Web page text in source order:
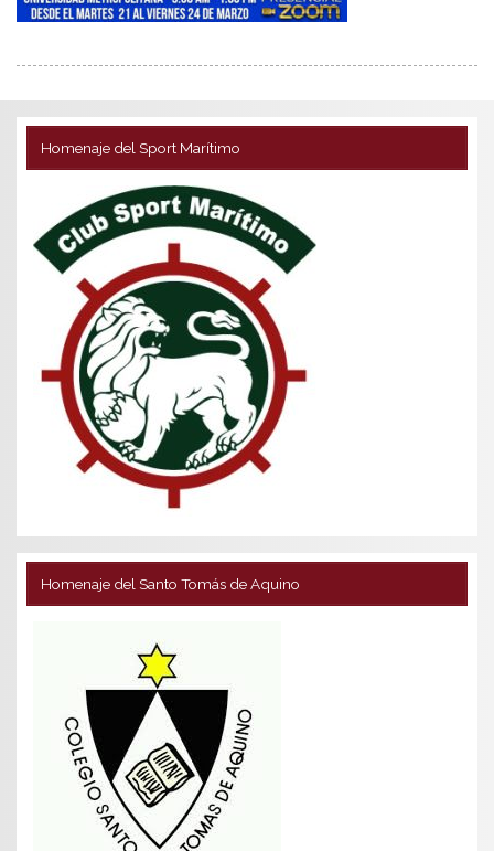
Homenaje del Sport Marítimo
Homenaje del Santo Tomás de Aquino